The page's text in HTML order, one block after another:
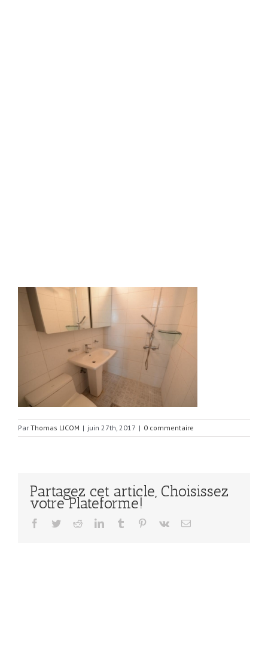
Par Thomas LICOM | juin 27th, 2017 | 0 commentaire
Partagez cet article, Choisissez
votre Plateforme!
Facebook
TwitterRedditLinkedInTumblr Pinterest
Vk Email